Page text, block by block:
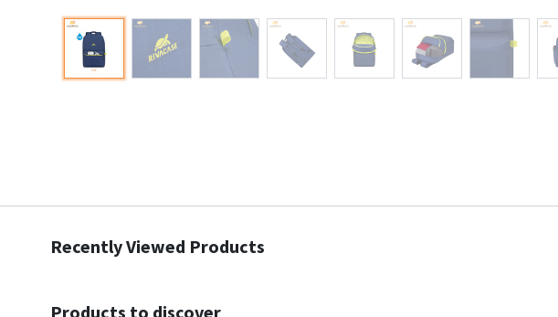
Recently Viewed Products
Products to discover